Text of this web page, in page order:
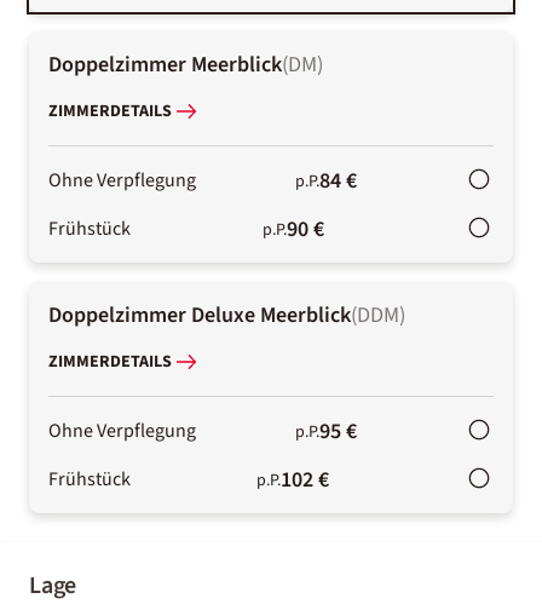
Doppelzimmer Meerblick(DM)
ZIMMERDETAILS
Ohne Verpflegung p.P.84 €
Frühstück p.P.90 €
Doppelzimmer Deluxe Meerblick(DDM)
ZIMMERDETAILS
Ohne Verpflegung p.P.95 €
Frühstück p.P.102 €
Lage